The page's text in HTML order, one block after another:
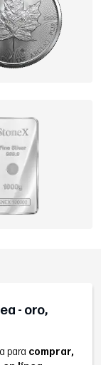
- oro,
para comprar,